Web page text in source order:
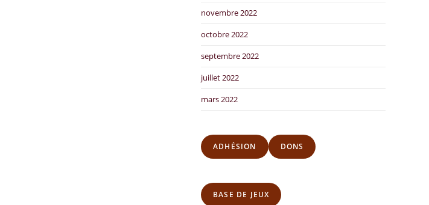
novembre 2022
octobre 2022
septembre 2022
juillet 2022
mars 2022
ADHÉSION DONS
BASE DE JEUX